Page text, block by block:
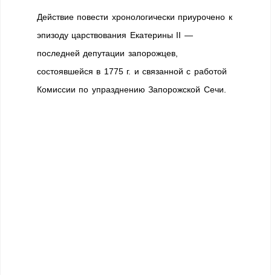
Действие повести хронологически приурочено к
эпизоду царствования Екатерины II —
последней депутации запорожцев,
состоявшейся в 1775 г. и связанной с работой
Комиссии по упразднению Запорожской Сечи.